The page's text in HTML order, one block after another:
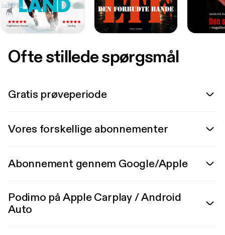
Ofte stillede spørgsmål
Gratis prøveperiode
Vores forskellige abonnementer
Abonnement gennem Google/Apple
Podimo på Apple Carplay / Android
Auto